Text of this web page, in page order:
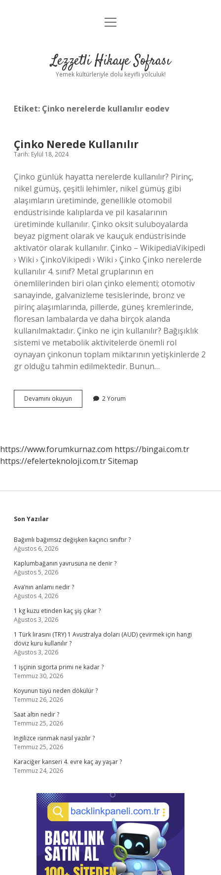
Anasayfa
Yasal Uyarı
menüyü
Lezzetli Hikaye Sofrası
Yemek kültürleriyle dolu keyifli yolculuk!
Etiket: Çinko nerelerde kullanılır eodev
Çinko Nerede Kullanılır
Tarih: Eylül 18, 2024
Çinko günlük hayatta nerelerde kullanılır? Pirinç,
nikel gümüş, çeşitli lehimler, nikel gümüş gibi
alaşımların üretiminde, genellikle otomobil
endüstrisinde kalıplarda ve pil kasalarının
üretiminde kullanılır. Çinko oksit suluboyalarda
beyaz pigment olarak ve kauçuk endüstrisinde
aktivatör olarak kullanılır. Çinko – WikipediaVikipedi
› Wiki › ÇinkoVikipedi › Wiki › Çinko Çinko nerelerde
kullanılır 4. sınıf? Metal gruplarının en
önemlilerinden biri olan çinko elementi; otomotiv
sanayinde, galvanizleme tesislerinde, bronz ve
pirinç alaşımlarında, pillerde, güneş kremlerinde,
floresan lambalarda ve daha birçok alanda
kullanılmaktadır. Çinko ne için kullanılır? Bağışıklık
sistemi ve metabolik aktivitelerde önemli rol
oynayan çinkonun toplam miktarının yetişkinlerde 2
gr olduğu tahmin edilmektedir. Bunun…
Devamını okuyun
Nerede
2 Yorum
https://www.forumkurnaz.com https://bingai.com.tr
https://efelerteknoloji.com.trSitemap
Sidebar
Son Yazılar
Bağımlı bağımsız değişken kaçıncı sınıftır ?
Ağustos 6, 2026
Kaplumbağanın yavrusuna ne denir ?
Ağustos 5, 2026
Ava’nın anlamı nedir ?
Ağustos 4, 2026
1 kg kuzu etinden kaç şiş çıkar ?
Ağustos 3, 2026
1 Türk lirasını (TRY) 1 Avustralya doları (AUD) çevirmek için hangi
döviz kuru kullanılır ?
Ağustos 3, 2026
1 işçinin sigorta primi ne kadar ?
Temmuz 30, 2026
Koyunun tüyü neden dökülür ?
Temmuz 26, 2026
Saat altın nedir ?
Temmuz 25, 2026
Ingilizce ısınmak nasıl yazılır ?
Temmuz 25, 2026
Karaciğer kanseri 4. evre kaç ay yaşar ?
Temmuz 24, 2026